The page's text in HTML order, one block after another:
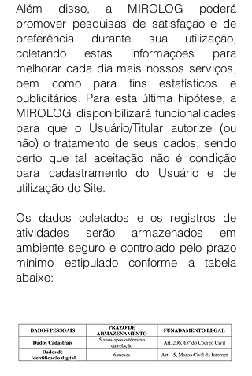
Além disso, a MIROLOG poderá
promover pesquisas de satisfação e de
preferência durante sua utilização,
coletando estas informações para
melhorar cada dia mais nossos serviços,
bem como para fins estatísticos e
publicitários. Para esta última hipótese, a
MIROLOG disponibilizará funcionalidades
para que o Usuário/Titular autorize (ou
não) o tratamento de seus dados, sendo
certo que tal aceitação não é condição
para cadastramento do Usuário e de
utilização do Site.
Os dados coletados e os registros de
atividades serão armazenados em
ambiente seguro e controlado pelo prazo
mínimo estipulado conforme a tabela
abaixo: